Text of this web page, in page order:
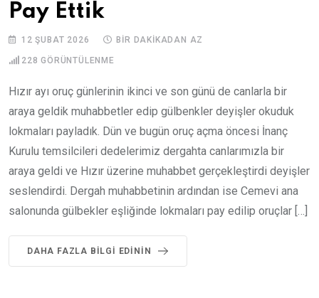
Pay Ettik
12 ŞUBAT 2026 BIR DAKIKADAN AZ
228 GÖRÜNTÜLENME
Hızır ayı oruç günlerinin ikinci ve son günü de canlarla bir
araya geldik muhabbetler edip gülbenkler deyişler okuduk
lokmaları payladık. Dün ve bugün oruç açma öncesi İnanç
Kurulu temsilcileri dedelerimiz dergahta canlarımızla bir
araya geldi ve Hızır üzerine muhabbet gerçekleştirdi deyişler
seslendirdi. Dergah muhabbetinin ardından ise Cemevi ana
salonunda gülbekler eşliğinde lokmaları pay edilip oruçlar […]
DAHA FAZLA BILGI EDININ